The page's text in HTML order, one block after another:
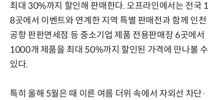
최대 30%까지 할인해 판매한다. 오프라인에서는 전국 1
8곳에서 이벤트와 연계한 지역 특별 판매전과 함께 인천
공항 판판면세점 등 중소기업 제품 전용판매장 6곳에서
1000개 제품을 최대 50%까지 할인된 가격에 만나볼 수
있다.
특히 올해 5월은 때 이른 여름 더위 속에서 자외선 차단·